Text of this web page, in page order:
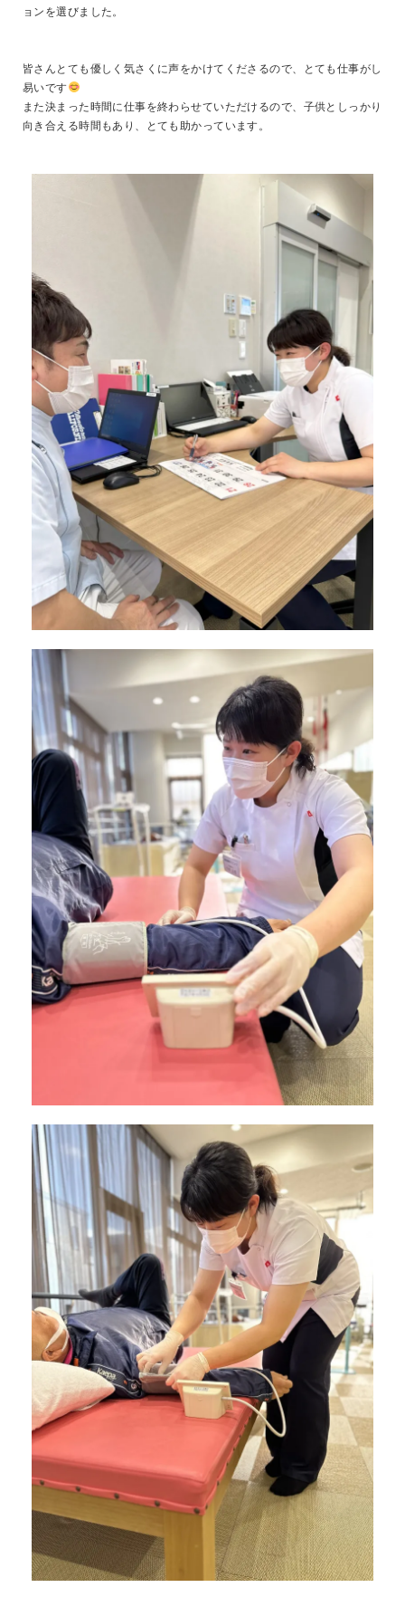
ョンを選びました。
皆さんとても優しく気さくに声をかけてくださるので、とても仕事がし
易いです
また決まった時間に仕事を終わらせていただけるので、子供としっかり
向き合える時間もあり、とても助かっています。